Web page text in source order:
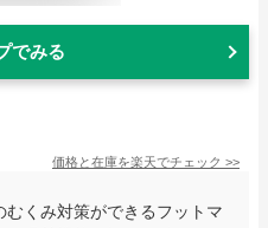
でみる
価格と在庫を楽天でチェック >>
くみ対策ができるフットマ